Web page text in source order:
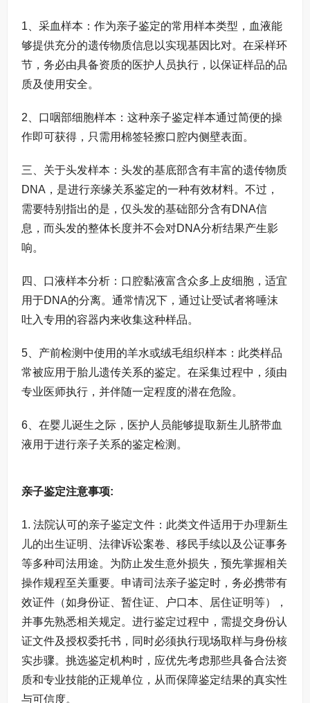
1、采血样本：作为亲子鉴定的常用样本类型，血液能
够提供充分的遗传物质信息以实现基因比对。在采样环
节，务必由具备资质的医护人员执行，以保证样品的品
质及使用安全。
2、口咽部细胞样本：这种亲子鉴定样本通过简便的操
作即可获得，只需用棉签轻擦口腔内侧壁表面。
三、关于头发样本：头发的基底部含有丰富的遗传物质
DNA，是进行亲缘关系鉴定的一种有效材料。不过，
需要特别指出的是，仅头发的基础部分含有DNA信
息，而头发的整体长度并不会对DNA分析结果产生影
响。
四、口液样本分析：口腔黏液富含众多上皮细胞，适宜
用于DNA的分离。通常情况下，通过让受试者将唾沫
吐入专用的容器内来收集这种样品。
5、产前检测中使用的羊水或绒毛组织样本：此类样品
常被应用于胎儿遗传关系的鉴定。在采集过程中，须由
专业医师执行，并伴随一定程度的潜在危险。
6、在婴儿诞生之际，医护人员能够提取新生儿脐带血
液用于进行亲子关系的鉴定检测。
亲子鉴定注意事项:
1. 法院认可的亲子鉴定文件：此类文件适用于办理新生
儿的出生证明、法律诉讼案卷、移民手续以及公证事务
等多种司法用途。为防止发生意外损失，预先掌握相关
操作规程至关重要。申请司法亲子鉴定时，务必携带有
效证件（如身份证、暂住证、户口本、居住证明等），
并事先熟悉相关规定。进行鉴定过程中，需提交身份认
证文件及授权委托书，同时必须执行现场取样与身份核
实步骤。挑选鉴定机构时，应优先考虑那些具备合法资
质和专业技能的正规单位，从而保障鉴定结果的真实性
与可信度。